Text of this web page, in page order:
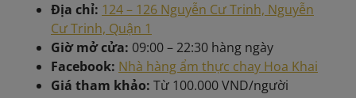
Địa chỉ: 124 – 126 Nguyễn Cư Trinh, Nguyễn
Cư Trinh, Quận 1
Giờ mở cửa: 09:00 – 22:30 hàng ngày
Facebook: Nhà hàng ẩm thực chay Hoa Khai
Giá tham khảo: Từ 100.000 VND/người